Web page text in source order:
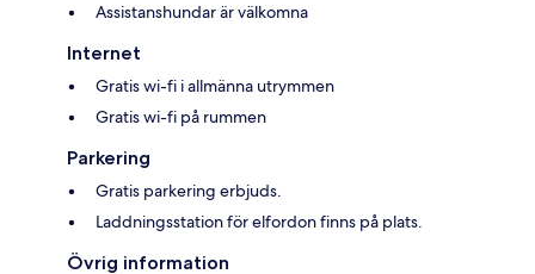
Assistanshundar är välkomna
Internet
Gratis wi-fi i allmänna utrymmen
Gratis wi-fi på rummen
Parkering
Gratis parkering erbjuds.
Laddningsstation för elfordon finns på plats.
Övrig information